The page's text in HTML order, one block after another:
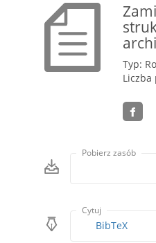
Typ:
Liczba
Pobierz zasób
Cytuj
BibTeX